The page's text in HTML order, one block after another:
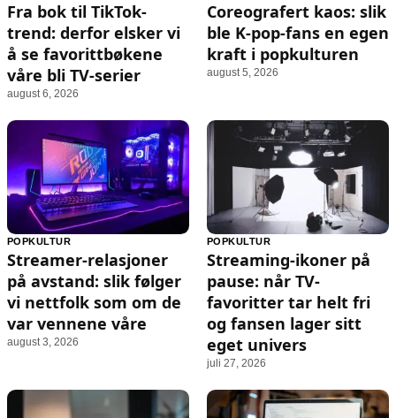
Fra bok til TikTok-
trend: derfor elsker vi
å se favorittbøkene
våre bli TV-serier
august 6, 2026
Coreografert kaos: slik
ble K‑pop-fans en egen
kraft i popkulturen
august 5, 2026
POPKULTUR
Streamer-relasjoner
på avstand: slik følger
vi nettfolk som om de
var vennene våre
august 3, 2026
POPKULTUR
Streaming-ikoner på
pause: når TV-
favoritter tar helt fri
og fansen lager sitt
eget univers
juli 27, 2026